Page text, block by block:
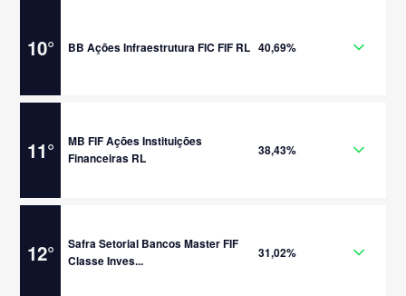
10° BB Ações Infraestrutura FIC FIF RL 40,69%
11°
MB FIF Ações Instituições
Financeiras RL
38,43%
12°
Safra Setorial Bancos Master FIF
Classe Inves...
31,02%